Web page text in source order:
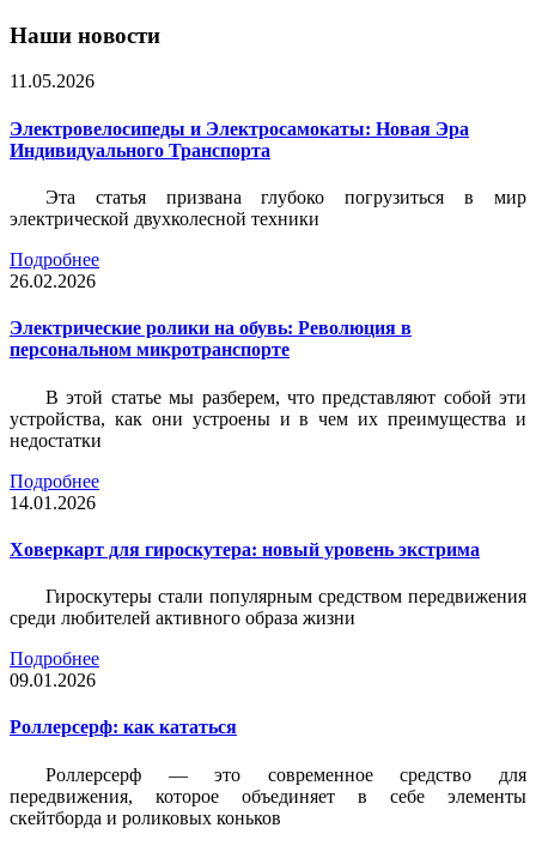
Наши новости
11.05.2026
Электровелосипеды и Электросамокаты: Новая Эра
Индивидуального Транспорта
Эта статья призвана глубоко погрузиться в мир
электрической двухколесной техники
Подробнее
26.02.2026
Электрические ролики на обувь: Революция в
персональном микротранспорте
В этой статье мы разберем, что представляют собой эти
устройства, как они устроены и в чем их преимущества и
недостатки
Подробнее
14.01.2026
Ховеркарт для гироскутера: новый уровень экстрима
Гироскутеры стали популярным средством передвижения
среди любителей активного образа жизни
Подробнее
09.01.2026
Роллерсерф: как кататься
Роллерсерф — это современное средство для
передвижения, которое объединяет в себе элементы
скейтборда и роликовых коньков